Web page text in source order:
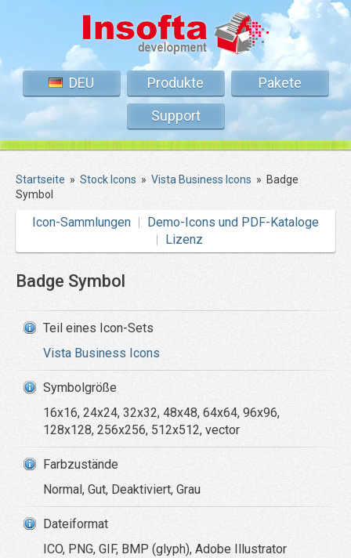
DEU Produkte
Pakete
Support
Startseite » Stock Icons » Vista Business Icons » Badge
Symbol
Icon-Sammlungen
Demo-Icons und PDF-Kataloge
Lizenz
Badge Symbol
Teil eines Icon-Sets
Vista Business Icons
Symbolgröße
16x16, 24x24, 32x32, 48x48, 64x64, 96x96,
128x128, 256x256, 512x512, vector
Farbzustände
Normal, Gut, Deaktiviert, Grau
Dateiformat
ICO, PNG, GIF, BMP (glyph), Adobe Illustrator